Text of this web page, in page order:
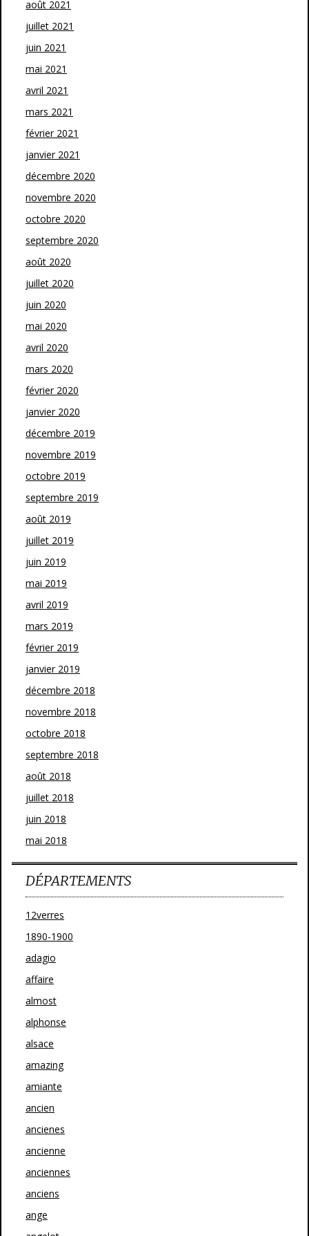
août 2021
juillet 2021
juin 2021
mai 2021
avril 2021
mars 2021
février 2021
janvier 2021
décembre 2020
novembre 2020
octobre 2020
septembre 2020
août 2020
juillet 2020
juin 2020
mai 2020
avril 2020
mars 2020
février 2020
janvier 2020
décembre 2019
novembre 2019
octobre 2019
septembre 2019
août 2019
juillet 2019
juin 2019
mai 2019
avril 2019
mars 2019
février 2019
janvier 2019
décembre 2018
novembre 2018
octobre 2018
septembre 2018
août 2018
juillet 2018
juin 2018
mai 2018
DÉPARTEMENTS
12verres
1890-1900
adagio
affaire
almost
alphonse
alsace
amazing
amiante
ancien
ancienes
ancienne
anciennes
anciens
ange